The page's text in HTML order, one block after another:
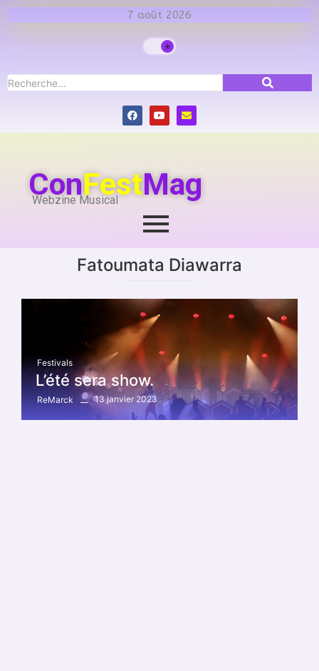
7 août 2026
ConFestMag
Webzine Musical
Fatoumata Diawarra
Festivals
L’été sera show.
ReMarck 13 janvier 2023